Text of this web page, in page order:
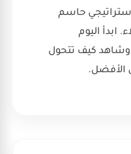
حاسم
ابدأ اليوم
وشاهد كيف تتحول
الأفضل.